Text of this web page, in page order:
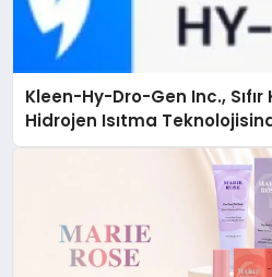
Kleen-Hy-Dro-Gen Inc.,
Hidrojen Isıtma
Düzenleyici Onaylarını Aldı